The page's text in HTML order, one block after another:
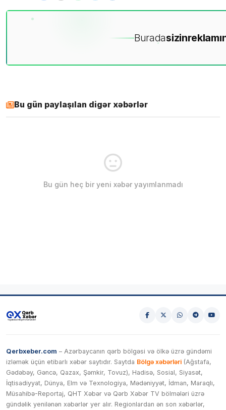
Buradasizin
Bu gün paylaşılan digər xəbərlər
Bu gün heç bir yeni xəbər yayımlanmadı
Qerbxeber.com – Azərbaycanın qərb bölgəsi və ölkə üzrə gündəmi
izləmək üçün etibarlı xəbər saytıdır. Saytda Bölgə xəbərləri (Ağstafa,
Gədəbəy, Gəncə, Qazax, Şəmkir, Tovuz), Hadisə, Sosial, Siyasət,
İqtisadiyyat, Dünya, Elm və Texnologiya, Mədəniyyət, İdman, Maraqlı,
Müsahibə-Reportaj, QHT Xəbər və Qərb Xəbər TV bölmələri üzrə
gündəlik yenilənən xəbərlər yer alır. Regionlardan ən son xəbərlər,